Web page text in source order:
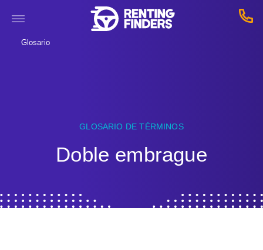
Glosario
GLOSARIO DE TÉRMINOS
Doble embrague